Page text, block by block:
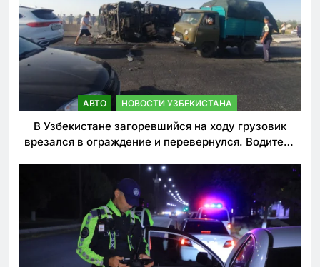
АВТО НОВОСТИ УЗБЕКИСТАНА
В Узбекистане загоревшийся на ходу грузовик
врезался в ограждение и перевернулся. Водитель